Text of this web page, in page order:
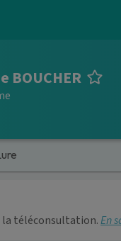
BOUCHER
la téléconsultation.En